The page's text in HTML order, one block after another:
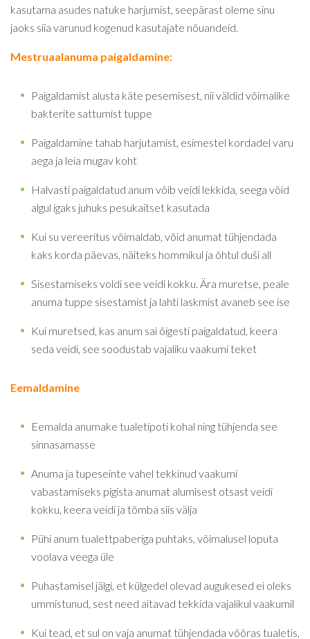
kasutama asudes natuke harjumist, seepärast oleme sinu
jaoks siia varunud kogenud kasutajate nõuandeid.
Mestruaalanuma paigaldamine:
Paigaldamist alusta käte pesemisest, nii väldid võimalike
bakterite sattumist tuppe
Paigaldamine tahab harjutamist, esimestel kordadel varu
aega ja leia mugav koht
Halvasti paigaldatud anum võib veidi lekkida, seega võid
algul igaks juhuks pesukaitset kasutada
Kui su vereeritus võimaldab, võid anumat tühjendada
kaks korda päevas, näiteks hommikul ja õhtul duši all
Sisestamiseks voldi see veidi kokku. Ära muretse, peale
anuma tuppe sisestamist ja lahti laskmist avaneb see ise
Kui muretsed, kas anum sai õigesti paigaldatud, keera
seda veidi, see soodustab vajaliku vaakumi teket
Eemaldamine
Eemalda anumake tualetipoti kohal ning tühjenda see
sinnasamasse
Anuma ja tupeseinte vahel tekkinud vaakumi
vabastamiseks pigista anumat alumisest otsast veidi
kokku, keera veidi ja tõmba siis välja
Pühi anum tualettpaberiga puhtaks, võimalusel loputa
voolava veega üle
Puhastamisel jälgi, et külgedel olevad augukesed ei oleks
ummistunud, sest need aitavad tekkida vajalikul vaakumil
Kui tead, et sul on vaja anumat tühjendada võõras tualetis,